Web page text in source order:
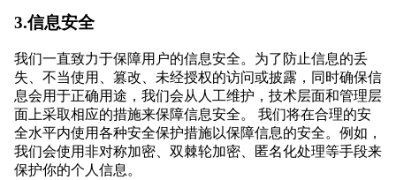
3.信息安全
我们一直致力于保障用户的信息安全。为了防止信息的丢
失、不当使用、篡改、未经授权的访问或披露，同时确保信
息会用于正确用途，我们会从人工维护，技术层面和管理层
面上采取相应的措施来保障信息安全。 我们将在合理的安
全水平内使用各种安全保护措施以保障信息的安全。例如，
我们会使用非对称加密、双棘轮加密、匿名化处理等手段来
保护你的个人信息。